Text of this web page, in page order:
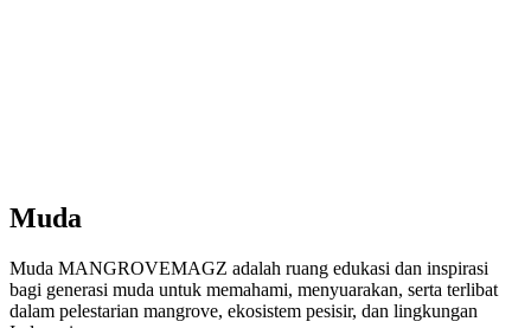
Muda
Muda MANGROVEMAGZ adalah ruang edukasi dan inspirasi
bagi generasi muda untuk memahami, menyuarakan, serta terlibat
dalam pelestarian mangrove, ekosistem pesisir, dan lingkungan